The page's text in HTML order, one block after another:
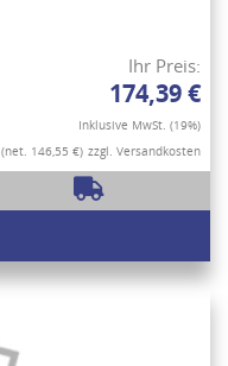
Ihr Preis:
174,39 €
Inklusive MwSt. (19%)
(net. 146,55 €) zzgl. Versandkosten